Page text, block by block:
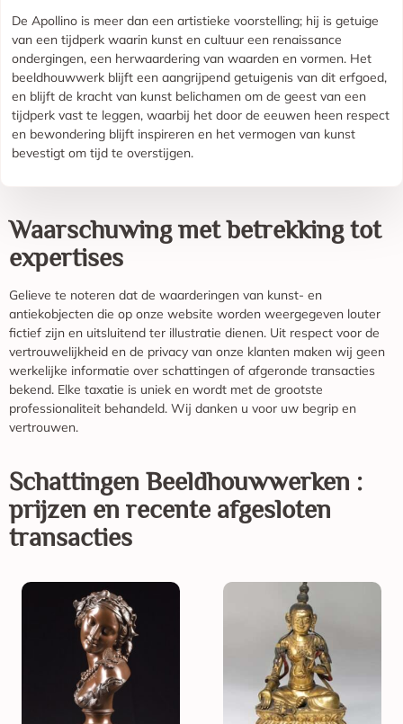
De Apollino is meer dan een artistieke voorstelling; hij is getuige
van een tijdperk waarin kunst en cultuur een renaissance
ondergingen, een herwaardering van waarden en vormen. Het
beeldhouwwerk blijft een aangrijpend getuigenis van dit erfgoed,
en blijft de kracht van kunst belichamen om de geest van een
tijdperk vast te leggen, waarbij het door de eeuwen heen respect
en bewondering blijft inspireren en het vermogen van kunst
bevestigt om tijd te overstijgen.
Waarschuwing met betrekking tot
expertises
Gelieve te noteren dat de waarderingen van kunst- en
antiekobjecten die op onze website worden weergegeven louter
fictief zijn en uitsluitend ter illustratie dienen. Uit respect voor de
vertrouwelijkheid en de privacy van onze klanten maken wij geen
werkelijke informatie over schattingen of afgeronde transacties
bekend. Elke taxatie is uniek en wordt met de grootste
professionaliteit behandeld. Wij danken u voor uw begrip en
vertrouwen.
Schattingen Beeldhouwwerken :
prijzen en recente afgesloten
transacties